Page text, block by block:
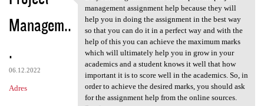
Managem..
.
06.12.2022
Adres
Do your assignment with the
management assignment help because they will
help you in doing the assignment in the best way
so that you can do it in a perfect way and with the
help of this you can achieve the maximum marks
which will ultimately help you in grow in your
academics and a student knows it well that how
important it is to score well in the academics. So, in
order to achieve the desired marks, you should ask
for the assignment help from the online sources.